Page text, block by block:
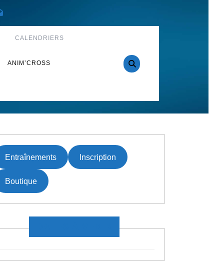
CALENDRIERS
ANIM’CROSS
Entraînements Inscription
Boutique